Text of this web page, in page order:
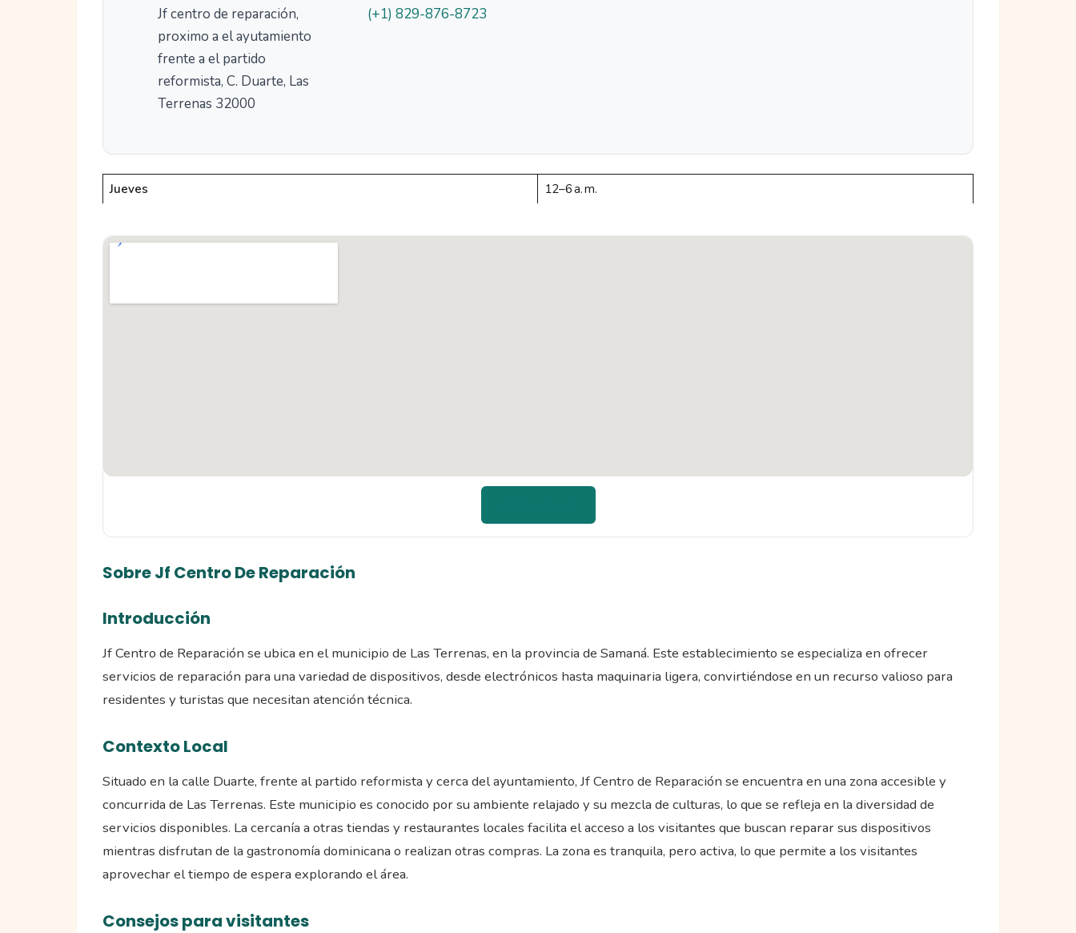
Jf centro de reparación,
proximo a el ayutamiento
frente a el partido
reformista, C. Duarte, Las
Terrenas 32000
(+1) 829-876-8723
Jueves 12–6 a. m.
Sobre Jf Centro De Reparación
Introducción
Jf Centro de Reparación se ubica en el municipio de Las Terrenas, en la provincia de Samaná. Este establecimiento se especializa en ofrecer
servicios de reparación para una variedad de dispositivos, desde electrónicos hasta maquinaria ligera, convirtiéndose en un recurso valioso para
residentes y turistas que necesitan atención técnica.
Contexto Local
Situado en la calle Duarte, frente al partido reformista y cerca del ayuntamiento, Jf Centro de Reparación se encuentra en una zona accesible y
concurrida de Las Terrenas. Este municipio es conocido por su ambiente relajado y su mezcla de culturas, lo que se refleja en la diversidad de
servicios disponibles. La cercanía a otras tiendas y restaurantes locales facilita el acceso a los visitantes que buscan reparar sus dispositivos
mientras disfrutan de la gastronomía dominicana o realizan otras compras. La zona es tranquila, pero activa, lo que permite a los visitantes
aprovechar el tiempo de espera explorando el área.
Consejos para visitantes